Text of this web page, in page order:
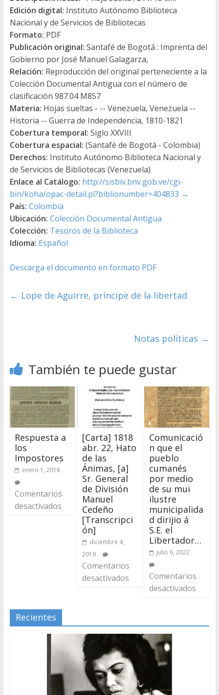
Edición digital: Instituto Autónomo Biblioteca
Nacional y de Servicios de Bibliotecas
Formato: PDF
Publicación original: Santafé de Bogotá : Imprenta del
Gobierno por José Manuel Galagarza,
Relación: Reproducción del original perteneciente a la
Colección Documental Antigua con el número de
clasificación 987.04 M857
Materia: Hojas sueltas - -- Venezuela, Venezuela --
Historia -- Guerra de Independencia, 1810-1821
Cobertura temporal: Siglo XXVIII
Cobertura espacial: (Santafé de Bogotá - Colombia)
Derechos: Instituto Autónomo Biblioteca Nacional y
de Servicios de Bibliotecas (Venezuela)
Enlace al Catálogo: http://sisbiv.bnv.gob.ve/cgi-
bin/koha/opac-detail.pl?biblionumber=404833 →
País: Colombia
Ubicación: Colección Documental Antigua
Colección: Tesoros de la Biblioteca
Idioma: Español
Descarga el documento en formato PDF
← Lope de Aguirre, príncipe de la libertad
Notas políticas →
También te puede gustar
Respuesta a
los
Impostores
enero 1, 2018
Comentarios
desactivados
[Carta] 1818
abr. 22, Hato
de las
Ánimas, [a]
Sr. General
de División
Manuel
Cedeño
[Transcripci
ón]
diciembre 4,
2019
Comentarios
desactivados
Comunicació
n que el
pueblo
cumanés
por medio
de su mui
ilustre
municipalida
d dirijio á
S.E. el
Libertador…
julio 6, 2022
Comentarios
desactivados
Recientes